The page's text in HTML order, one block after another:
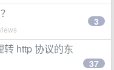
3
http 协议的东
37